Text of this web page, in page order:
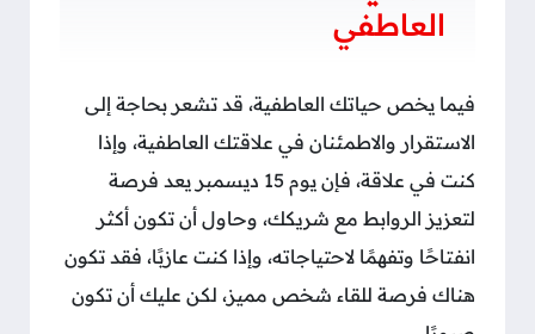
العاطفي
فيما يخص حياتك العاطفية، قد تشعر بحاجة إلى
الاستقرار والاطمئنان في علاقتك العاطفية، وإذا
كنت في علاقة، فإن يوم 15 ديسمبر يعد فرصة
لتعزيز الروابط مع شريكك، وحاول أن تكون أكثر
انفتاحًا وتفهمًا لاحتياجاته، وإذا كنت عازبًا، فقد تكون
هناك فرصة للقاء شخص مميز، لكن عليك أن تكون